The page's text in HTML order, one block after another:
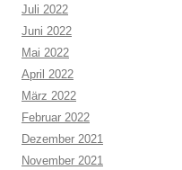
Juli 2022
Juni 2022
Mai 2022
April 2022
März 2022
Februar 2022
Dezember 2021
November 2021